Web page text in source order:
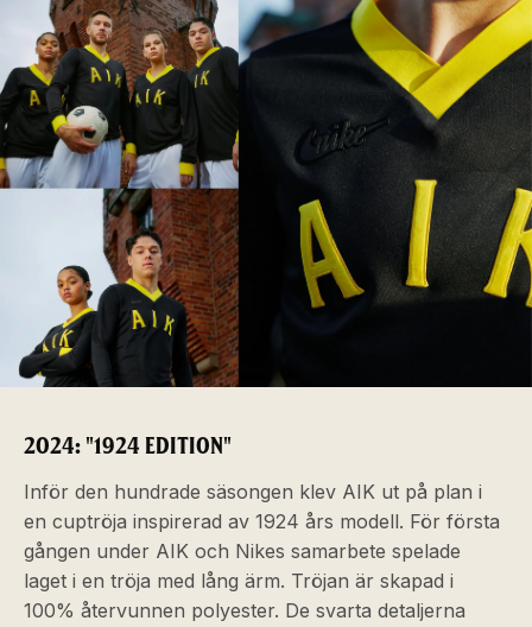
2024: "1924 EDITION"
Inför den hundrade säsongen klev AIK ut på plan i
en cuptröja inspirerad av 1924 års modell. För första
gången under AIK och Nikes samarbete spelade
laget i en tröja med lång ärm. Tröjan är skapad i
100% återvunnen polyester. De svarta detaljerna